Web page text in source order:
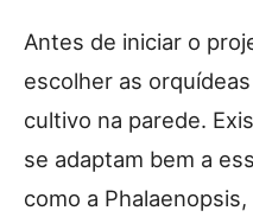
Antes de iniciar o
escolher as
cultivo na parede.
se adaptam bem a
como a